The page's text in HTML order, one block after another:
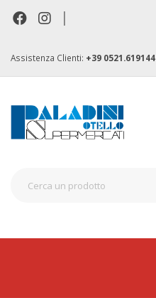
|
Assistenza Clienti: +39 0521.619144